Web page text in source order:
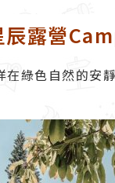
露營
綠色自然的安